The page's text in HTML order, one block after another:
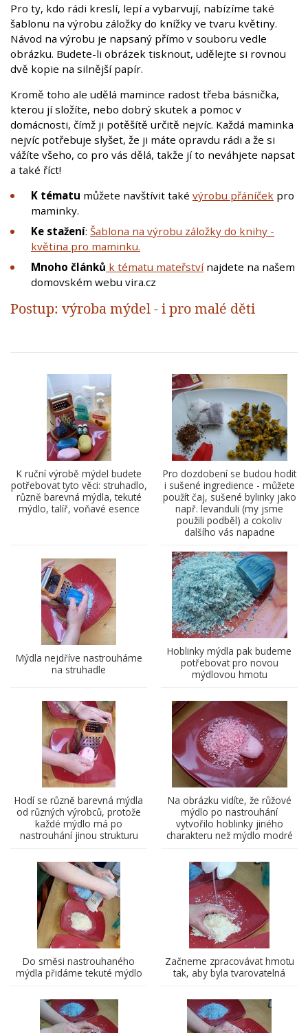
Pro ty, kdo rádi kreslí, lepí a vybarvují, nabízíme také
šablonu na výrobu záložky do knížky ve tvaru květiny.
Návod na výrobu je napsaný přímo v souboru vedle
obrázku. Budete-li obrázek tisknout, udělejte si rovnou
dvě kopie na silnější papír.
Kromě toho ale udělá mamince radost třeba básnička,
kterou jí složíte, nebo dobrý skutek a pomoc v
domácnosti, čímž ji potěšítě určitě nejvíc. Každá maminka
nejvíc potřebuje slyšet, že ji máte opravdu rádi a že si
vážíte všeho, co pro vás dělá, takže jí to neváhjete napsat
a také říct!
K tématu můžete navštívit také výrobu přáníček pro
maminky.
Ke stažení: Šablona na výrobu záložky do knihy -
květina pro maminku.
Mnoho článků k tématu mateřstvínajdete na našem
domovském webu vira.cz
Postup: výroba mýdel - i pro malé děti
K ruční výrobě mýdel budete
potřebovat tyto věci: struhadlo,
různě barevná mýdla, tekuté
mýdlo, talíř, voňavé esence
Pro dozdobení se budou hodit
i sušené ingredience - můžete
použít čaj, sušené bylinky jako
např. levanduli (my jsme
použili podběl) a cokoliv
dalšího vás napadne
Mýdla nejdříve nastrouháme
na struhadle
Hoblinky mýdla pak budeme
potřebovat pro novou
mýdlovou hmotu
Hodí se různě barevná mýdla
od různých výrobců, protože
každé mýdlo má po
nastrouhání jinou strukturu
Na obrázku vidíte, že růžové
mýdlo po nastrouhání
vytvořilo hoblinky jiného
charakteru než mýdlo modré
Do směsi nastrouhaného
mýdla přidáme tekuté mýdlo
Začneme zpracovávat hmotu
tak, aby byla tvarovatelná